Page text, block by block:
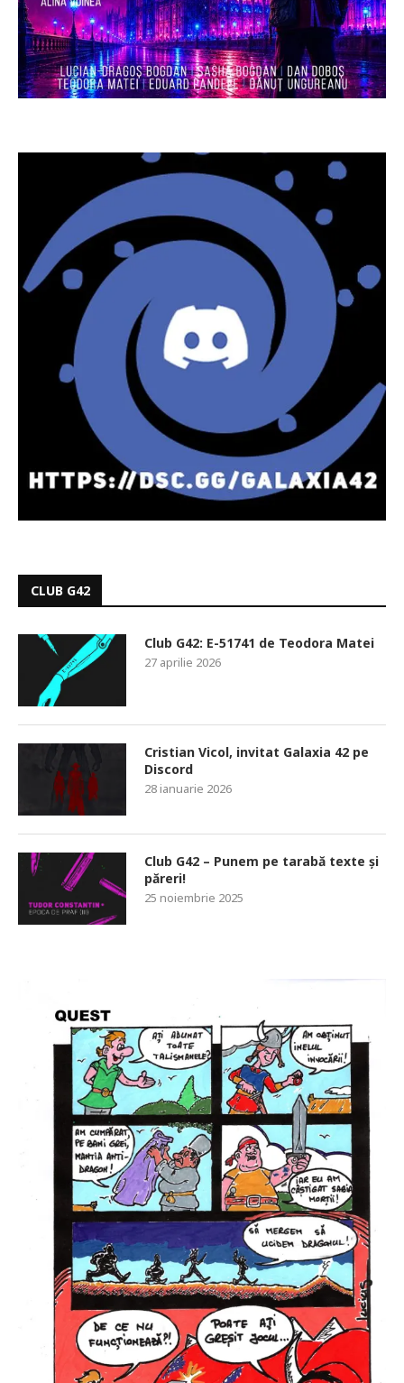
CLUB G42
Club G42: E-51741 de Teodora Matei
27 aprilie 2026
Cristian Vicol, invitat Galaxia 42 pe
Discord
28 ianuarie 2026
Club G42 – Punem pe tarabă texte și
păreri!
25 noiembrie 2025